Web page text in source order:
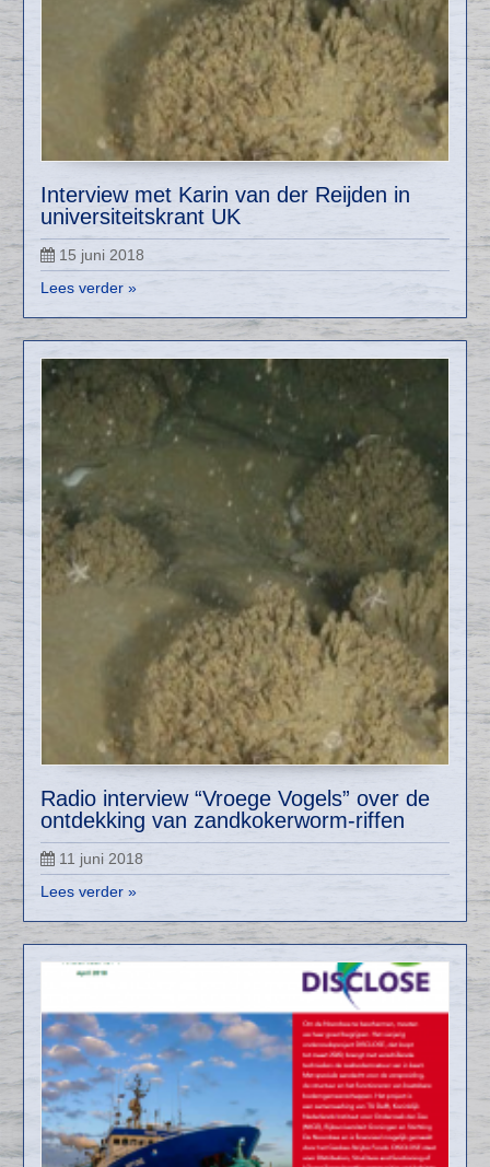
Interview met Karin van der Reijden in
universiteitskrant UK
15 juni 2018
Lees verder »
Radio interview “Vroege Vogels” over de
ontdekking van zandkokerworm-riffen
11 juni 2018
Lees verder »